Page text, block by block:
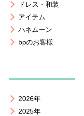
ドレス・和装
アイテム
ハネムーン
bpのお客様
2026年
2025年